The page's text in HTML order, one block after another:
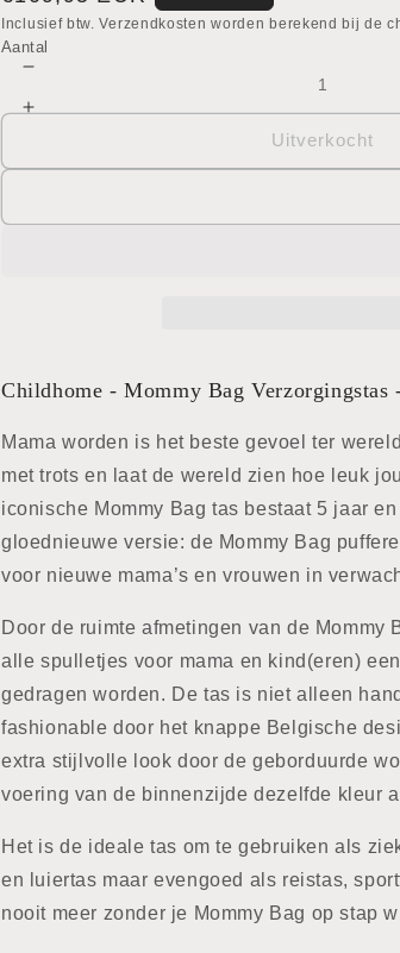
prijs
Inclusief btw. Verzendkosten worden berekend bij de
Aantal
verlagen
Bag
Aantal
voor
Uitverkocht
Childhome - Mommy Bag Verzorgingstas
Mama worden is het beste gevoel ter
met trots en laat de wereld zien hoe leuk
iconische Mommy Bag tas bestaat 5 jaar
gloednieuwe versie: de Mommy Bag
voor nieuwe mama’s en vrouwen in
Door de ruimte afmetingen van de Mommy
alle spulletjes voor mama en kind(eren)
gedragen worden. De tas is niet alleen
fashionable door het knappe Belgische
extra stijlvolle look door de geborduurde
voering van de binnenzijde dezelfde kleur
Het is de ideale tas om te gebruiken als
en luiertas maar evengoed als reistas,
nooit meer zonder je Mommy Bag op stap